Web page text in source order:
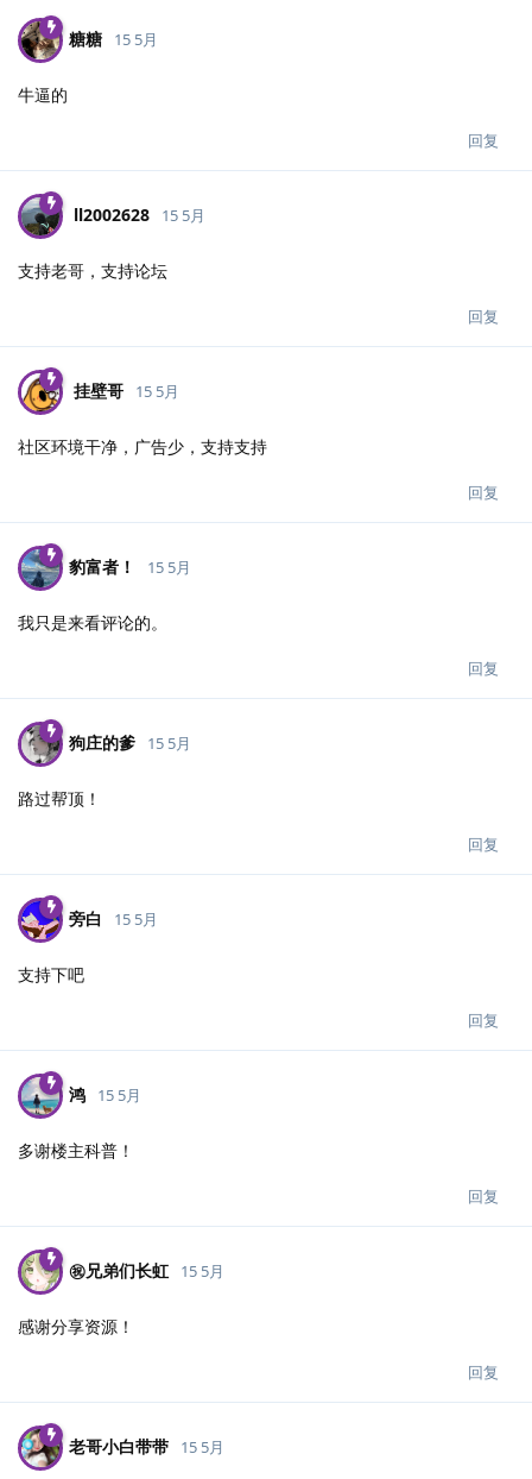
糖糖 15 5月
牛逼的
回复
ll2002628 15 5月
支持老哥，支持论坛
回复
挂壁哥 15 5月
社区环境干净，广告少，支持支持
回复
豹富者！ 15 5月
我只是来看评论的。
回复
狗庄的爹 15 5月
路过帮顶！
回复
旁白 15 5月
支持下吧
回复
鸿 15 5月
多谢楼主科普！
回复
㊗️兄弟们长虹 15 5月
感谢分享资源！
回复
老哥小白带带 15 5月